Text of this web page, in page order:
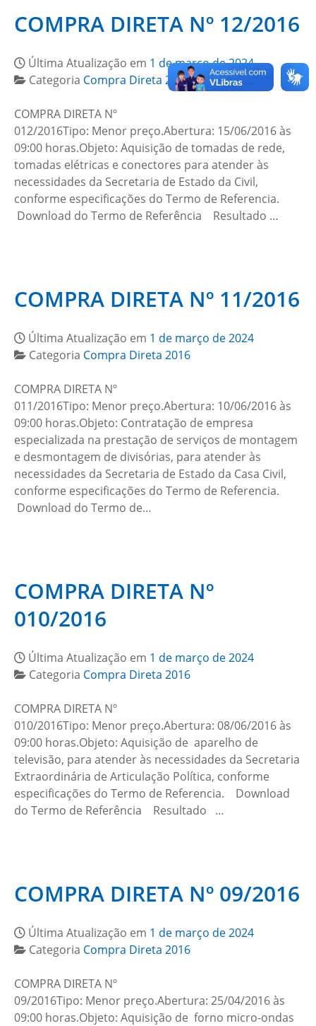
COMPRA DIRETA Nº 12/2016
Última Atualização em 1 de março de 2024
Categoria Compra Direta 2016
COMPRA DIRETA Nº
012/2016Tipo: Menor preço.Abertura: 15/06/2016 às
09:00 horas.Objeto: Aquisição de tomadas de rede,
tomadas elétricas e conectores para atender às
necessidades da Secretaria de Estado da Civil,
conforme especificações do Termo de Referencia.
Download do Termo de Referência Resultado …
COMPRA DIRETA Nº 11/2016
Última Atualização em 1 de março de 2024
Categoria Compra Direta 2016
COMPRA DIRETA Nº
011/2016Tipo: Menor preço.Abertura: 10/06/2016 às
09:00 horas.Objeto: Contratação de empresa
especializada na prestação de serviços de montagem
e desmontagem de divisórias, para atender às
necessidades da Secretaria de Estado da Casa Civil,
conforme especificações do Termo de Referencia.
Download do Termo de…
COMPRA DIRETA Nº
010/2016
Última Atualização em 1 de março de 2024
Categoria Compra Direta 2016
COMPRA DIRETA Nº
010/2016Tipo: Menor preço.Abertura: 08/06/2016 às
09:00 horas.Objeto: Aquisição de aparelho de
televisão, para atender às necessidades da Secretaria
Extraordinária de Articulação Política, conforme
especificações do Termo de Referencia. Download
do Termo de Referência Resultado …
COMPRA DIRETA Nº 09/2016
Última Atualização em 1 de março de 2024
Categoria Compra Direta 2016
COMPRA DIRETA Nº
09/2016Tipo: Menor preço.Abertura: 25/04/2016 às
09:00 horas.Objeto: Aquisição de forno micro-ondas